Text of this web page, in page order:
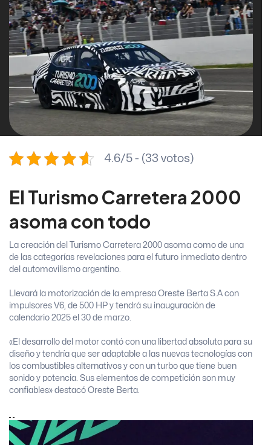
4.6/5 - (33 votos)
El Turismo Carretera 2000
asoma con todo
La creación del Turismo Carretera 2000 asoma como de una
de las categorías revelaciones para el futuro inmediato dentro
del automovilismo argentino.
Llevará la motorización de la empresa Oreste Berta S.A con
impulsores V6, de 500 HP y tendrá su inauguración de
calendario 2025 el 30 de marzo.
«El desarrollo del motor contó con una libertad absoluta para su
diseño y tendría que ser adaptable a las nuevas tecnologías con
los combustibles alternativos y con un turbo que tiene buen
sonido y potencia. Sus elementos de competición son muy
confiables» destacó Oreste Berta.